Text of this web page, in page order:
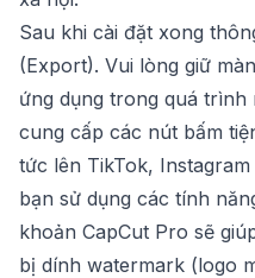
Sau khi cài đặt xong
(Export). Vui lòng giữ
ứng dụng trong quá trình
cung cấp các nút bấm
tức lên TikTok,
bạn sử dụng các tính
khoản CapCut Pro sẽ
bị dính watermark (logo